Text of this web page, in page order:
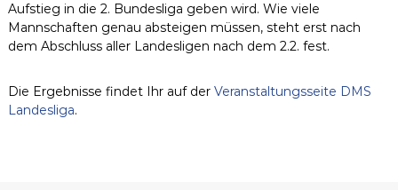
Aufstieg in die 2. Bundesliga geben wird. Wie viele
Mannschaften genau absteigen müssen, steht erst nach
dem Abschluss aller Landesligen nach dem 2.2. fest.
Die Ergebnisse findet Ihr auf der Veranstaltungsseite DMS
Landesliga.